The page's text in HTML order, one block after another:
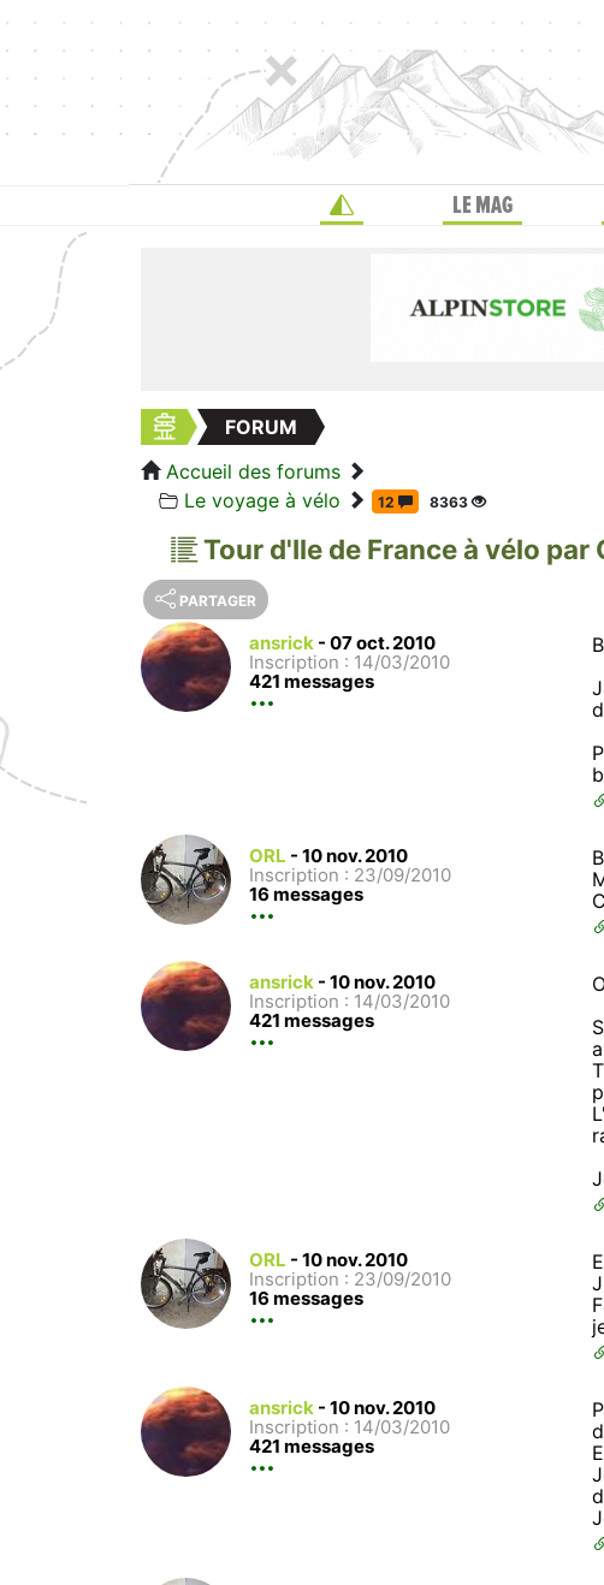
LE MAG
FORUM
Accueil des forums
Le voyage à vélo
12 8363
Tour d'Ile de France à vélo par
PARTAGER
ansrick - 07 oct. 2010
Inscription : 14/03/2010
421 messages
ORL - 10 nov. 2010
Inscription : 23/09/2010
16 messages
ansrick - 10 nov. 2010
Inscription : 14/03/2010
421 messages
ORL - 10 nov. 2010
Inscription : 23/09/2010
16 messages
ansrick - 10 nov. 2010
Inscription : 14/03/2010
421 messages